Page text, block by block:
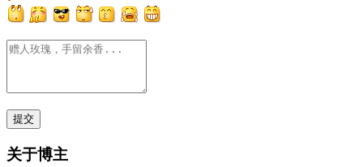
关于博主